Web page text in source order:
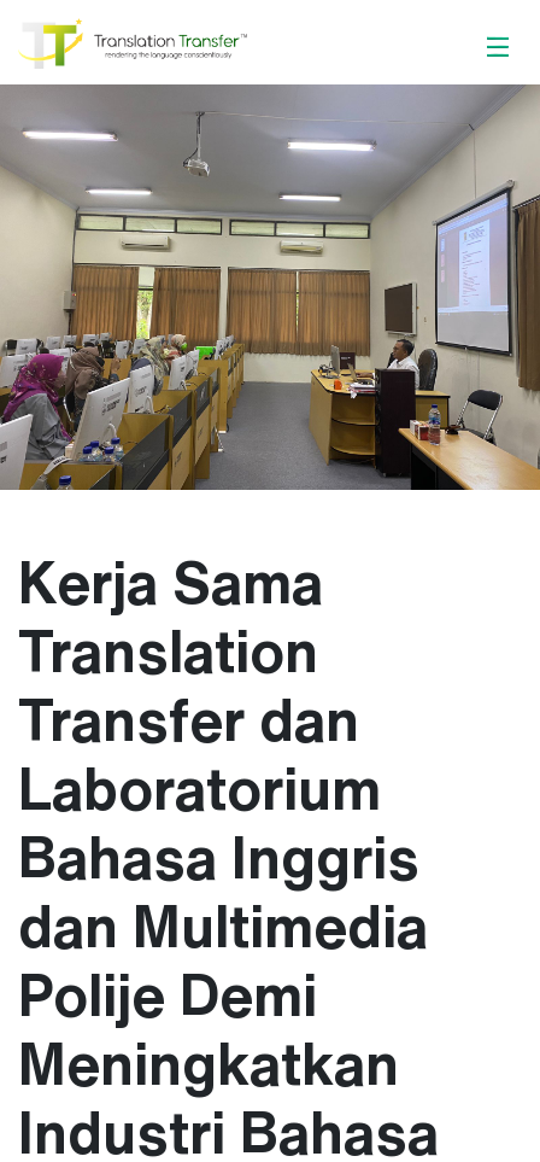
Kerja Sama
Translation
Transfer dan
Laboratorium
Bahasa Inggris
dan Multimedia
Polije Demi
Meningkatkan
Industri Bahasa